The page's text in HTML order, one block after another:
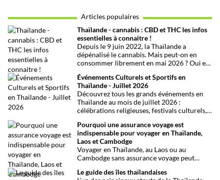
Articles populaires
Thaïlande - cannabis : CBD et THC les infos
essentielles à connaitre !
Depuis le 9 juin 2022, la Thaïlande a
dépénalisé le cannabis. Mais peut-on en
consommer librement en mai 2026 ? Oui et
confusions qui peuvent avoir de grosses
conséquences ! Explications.
Événements Culturels et Sportifs en
Thaïlande - Juillet 2026
Découvrez tous les grands événements en
Thaïlande au mois de juillet 2026 :
célébrations religieuses, festivals culturels,
et fêtes locales. Une sélection
chronologique complète pour ne rien
manquer !
Pourquoi une assurance voyage est
indispensable pour voyager en Thaïlande,
Laos et Cambodge
Voyager en Thaïlande, au Laos ou au
Cambodge sans assurance voyage peut
maladies ou perte de bagages sont des
Le guide des îles thaïlandaises